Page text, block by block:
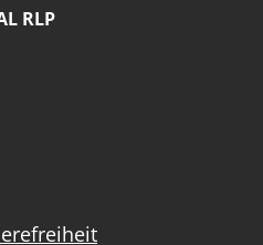
RLP